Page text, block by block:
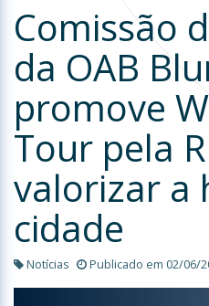
Comissão
da OAB
promove
Tour pela
valorizar a
cidade
Notícias Publicado em 02/06/